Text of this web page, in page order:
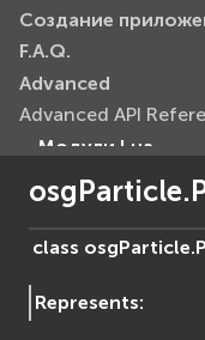
Создание
F.A.Q.
Advanced
Advanced API
Модули Lua
Базовые
evar2
evxml
class
Represents: